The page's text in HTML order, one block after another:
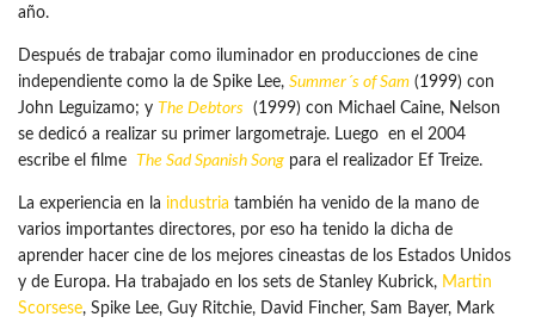
año.
Después de trabajar como iluminador en producciones de cine
independiente como la de Spike Lee, Summer´s of Sam (1999) con
John Leguizamo; y The Debtors (1999) con Michael Caine, Nelson
se dedicó a realizar su primer largometraje. Luego en el 2004
escribe el filme
The Sad Spanish Song para el realizador Ef Treize.
La experiencia en la industria también ha venido de la mano de
varios importantes directores, por eso ha tenido la dicha de
aprender hacer cine de los mejores cineastas de los Estados Unidos
y de Europa. Ha trabajado en los sets de Stanley Kubrick, Martin
Scorsese, Spike Lee, Guy Ritchie, David Fincher, Sam Bayer, Mark